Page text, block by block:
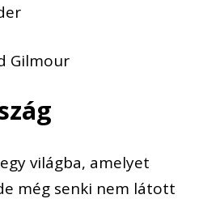
Gilmour
világba, amelyet
még senki nem látott